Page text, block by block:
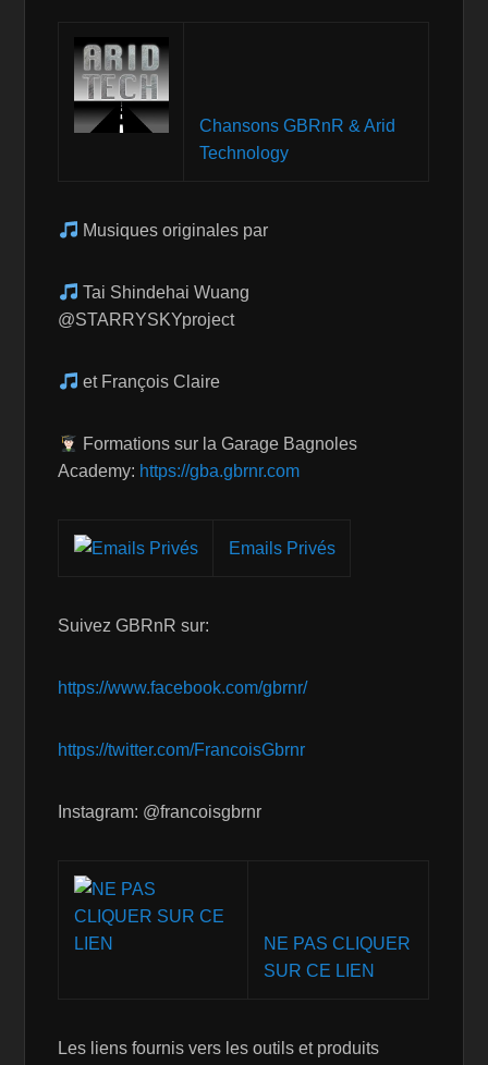
Chansons GBRnR & Arid
Technology
Musiques originales par
Tai Shindehai Wuang
@STARRYSKYproject
et François Claire
Formations sur la Garage Bagnoles
Academy: https://gba.gbrnr.com
Emails Privés
Suivez GBRnR sur:
https://www.facebook.com/gbrnr/
https://twitter.com/FrancoisGbrnr
Instagram: @francoisgbrnr
NE PAS CLIQUER
SUR CE LIEN
Les liens fournis vers les outils et produits